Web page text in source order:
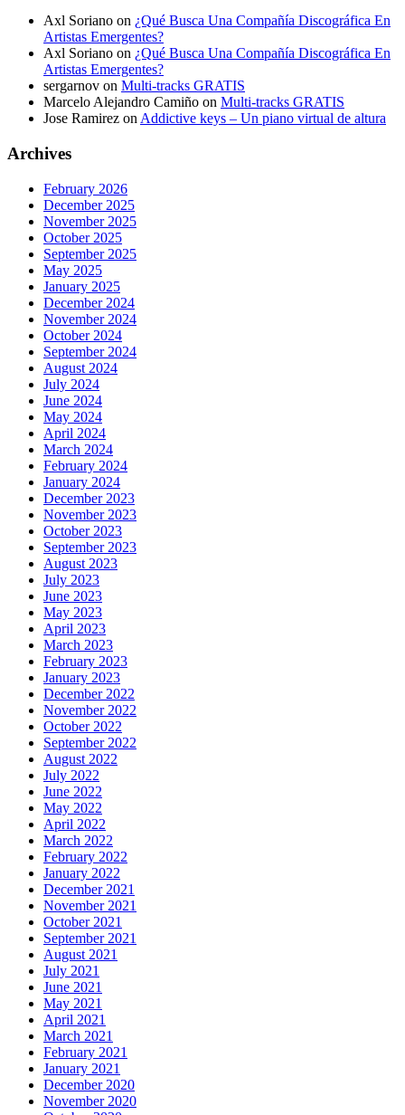
Axl Soriano on ¿Qué Busca Una Compañía Discográfica En
Artistas Emergentes?
Axl Soriano on ¿Qué Busca Una Compañía Discográfica En
Artistas Emergentes?
sergarnov on Multi-tracks GRATIS
Marcelo Alejandro Camiño on Multi-tracks GRATIS
Jose Ramirez on Addictive keys – Un piano virtual de altura
Archives
February 2026
December 2025
November 2025
October 2025
September 2025
May 2025
January 2025
December 2024
November 2024
October 2024
September 2024
August 2024
July 2024
June 2024
May 2024
April 2024
March 2024
February 2024
January 2024
December 2023
November 2023
October 2023
September 2023
August 2023
July 2023
June 2023
May 2023
April 2023
March 2023
February 2023
January 2023
December 2022
November 2022
October 2022
September 2022
August 2022
July 2022
June 2022
May 2022
April 2022
March 2022
February 2022
January 2022
December 2021
November 2021
October 2021
September 2021
August 2021
July 2021
June 2021
May 2021
April 2021
March 2021
February 2021
January 2021
December 2020
November 2020